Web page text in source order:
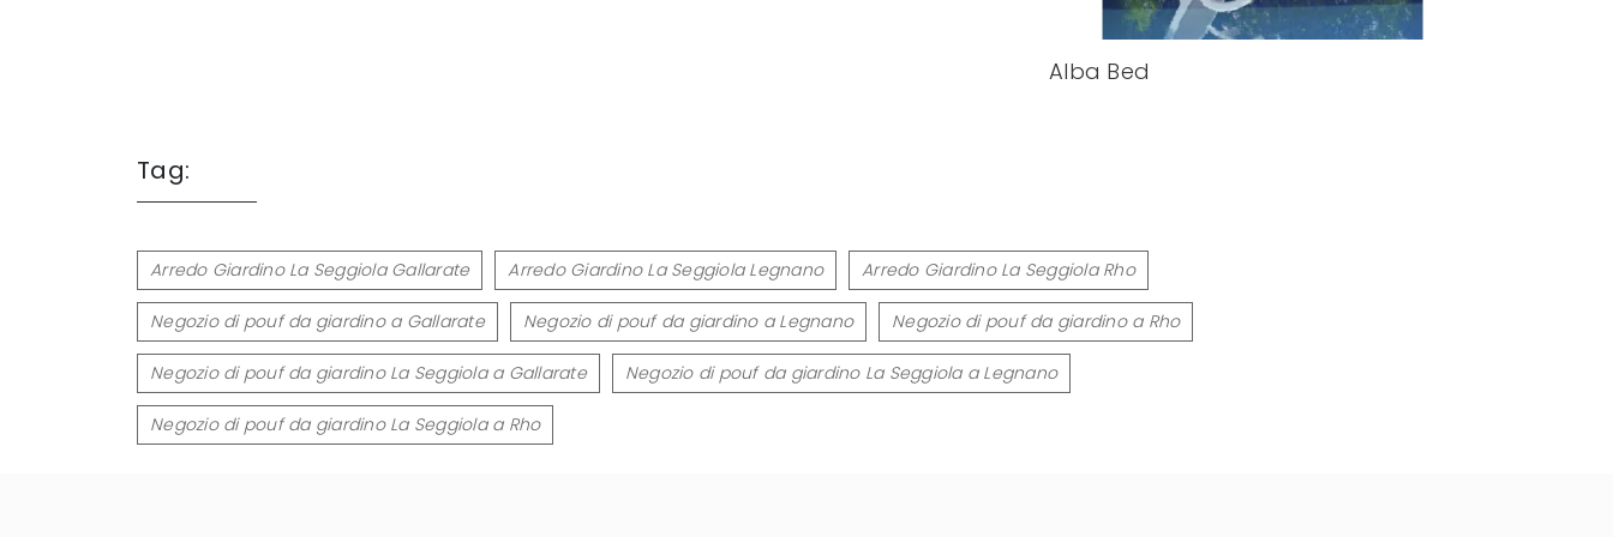
Alba Bed
Tag:
Arredo Giardino La Seggiola Gallarate Arredo Giardino La Seggiola Legnano Arredo Giardino La Seggiola Rho
Negozio di pouf da giardino a Gallarate Negozio di pouf da giardino a Legnano Negozio di pouf da giardino a Rho
Negozio di pouf da giardino La Seggiola a Gallarate Negozio di pouf da giardino La Seggiola a Legnano
Negozio di pouf da giardino La Seggiola a Rho